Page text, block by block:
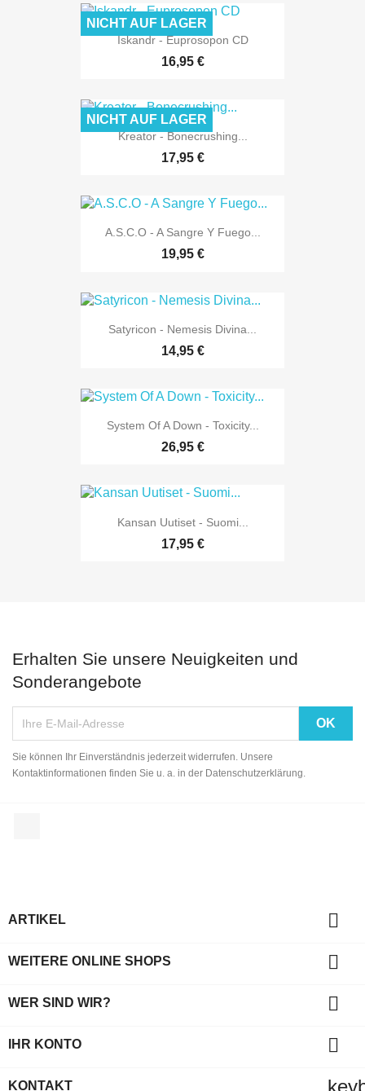
Iskandr - Euprosopon CD
16,95 €
NICHT AUF LAGER
Kreator - Bonecrushing...
17,95 €
NICHT AUF LAGER
A.S.C.O - A Sangre Y Fuego...
19,95 €
Satyricon - Nemesis Divina...
14,95 €
System Of A Down - Toxicity...
26,95 €
Kansan Uutiset - Suomi...
17,95 €
Erhalten Sie unsere Neuigkeiten und
Sonderangebote
Sie können Ihr Einverständnis jederzeit widerrufen. Unsere
Kontaktinformationen finden Sie u. a. in der Datenschutzerklärung.
ARTIKEL 
WEITERE ONLINE SHOPS 
WER SIND WIR? 
IHR KONTO 
KONTAKT